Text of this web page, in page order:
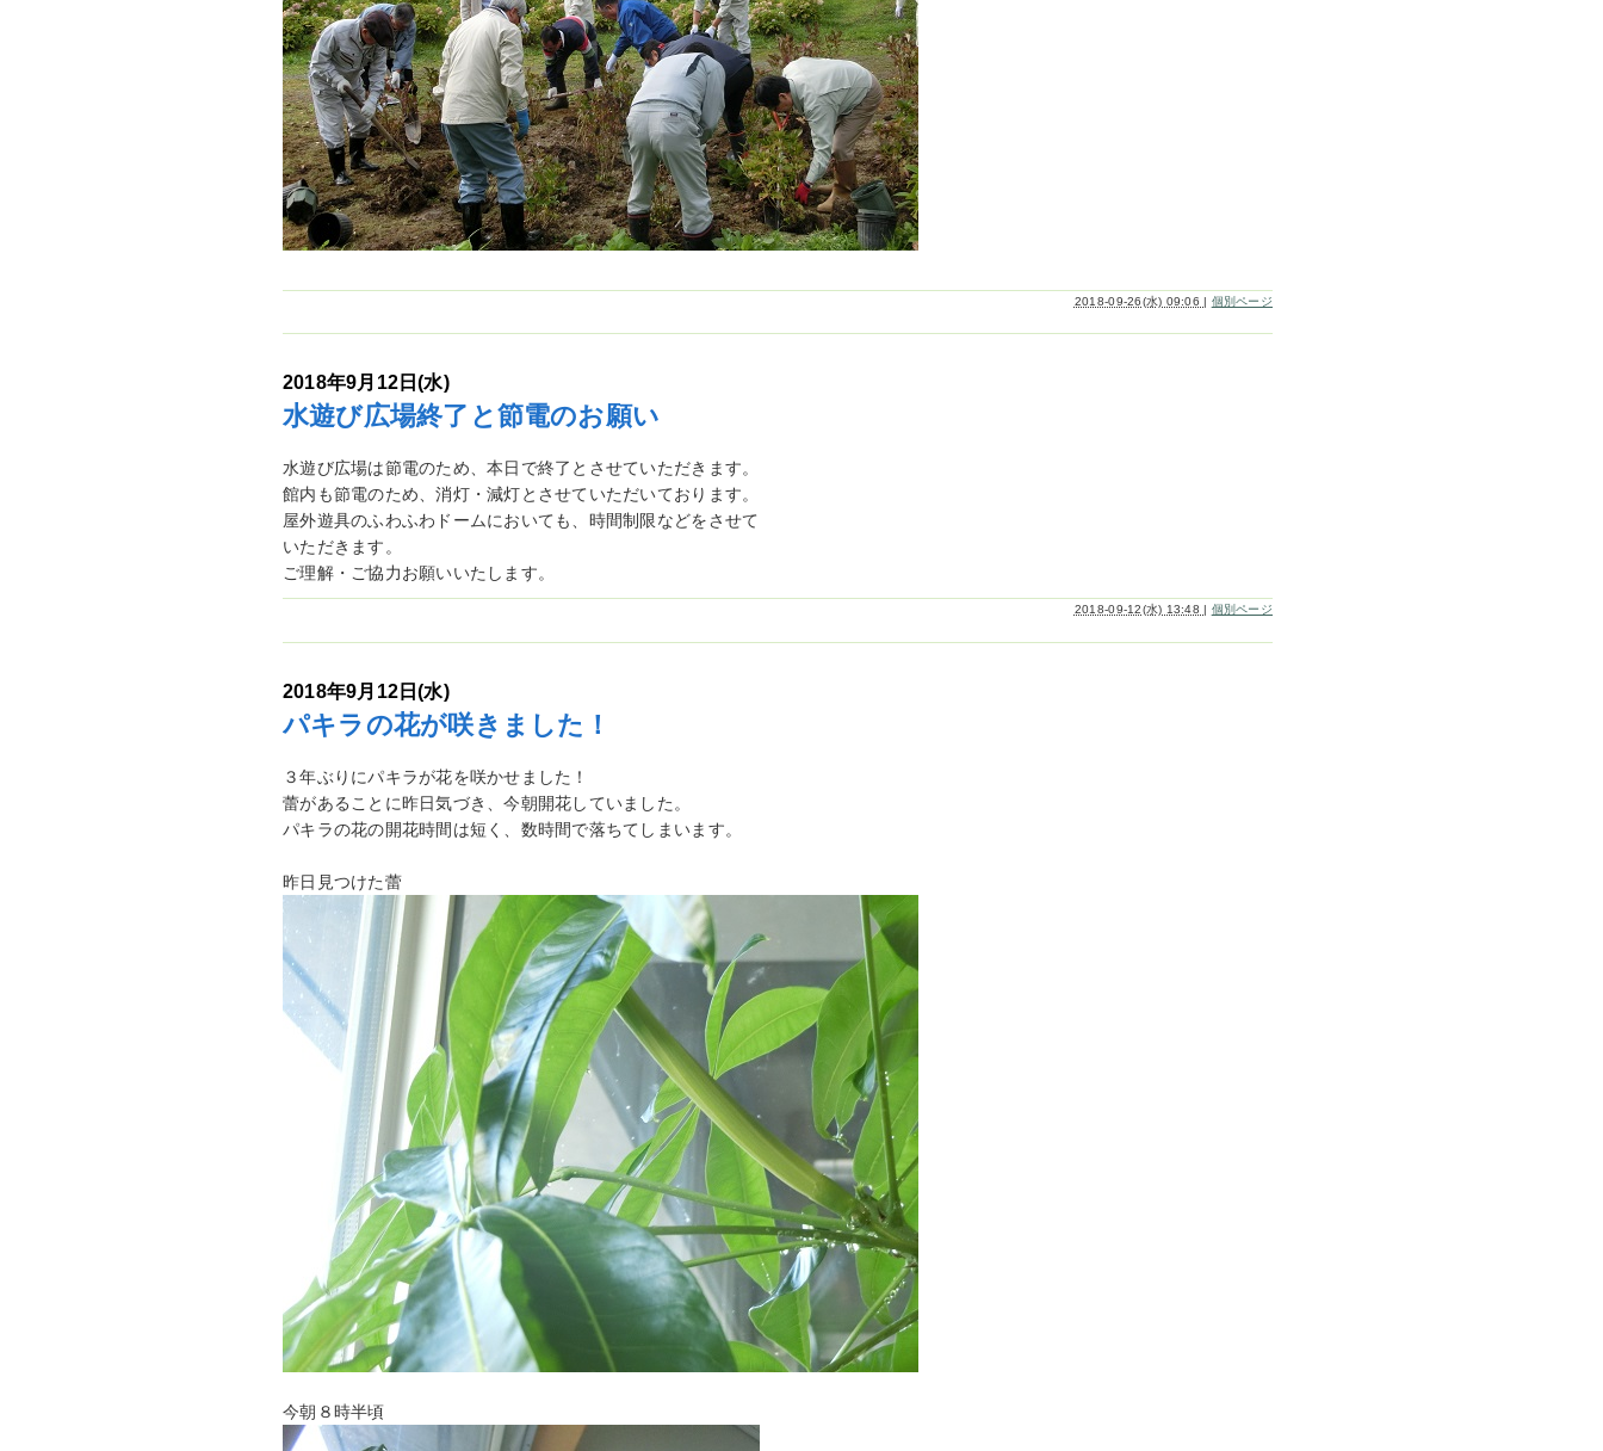
2018-09-26(水) 09:06 | 個別ページ
2018年9月12日(水)
水遊び広場終了と節電のお願い
水遊び広場は節電のため、本日で終了とさせていただきます。
館内も節電のため、消灯・減灯とさせていただいております。
屋外遊具のふわふわドームにおいても、時間制限などをさせて
いただきます。
ご理解・ご協力お願いいたします。
2018-09-12(水) 13:48 個別ページ
2018年9月12日(水)
パキラの花が咲きました！
３年ぶりにパキラが花を咲かせました！
蕾があることに昨日気づき、今朝開花していました。
パキラの花の開花時間は短く、数時間で落ちてしまいます。
昨日見つけた蕾
今朝８時半頃